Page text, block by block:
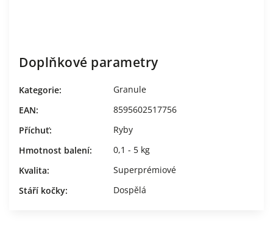
Doplňkové parametry
Kategorie:
Granule
EAN:
8595602517756
Příchuť:
Ryby
Hmotnost balení:
0,1 - 5 kg
Kvalita:
Superprémiové
Stáří kočky: Dospělá